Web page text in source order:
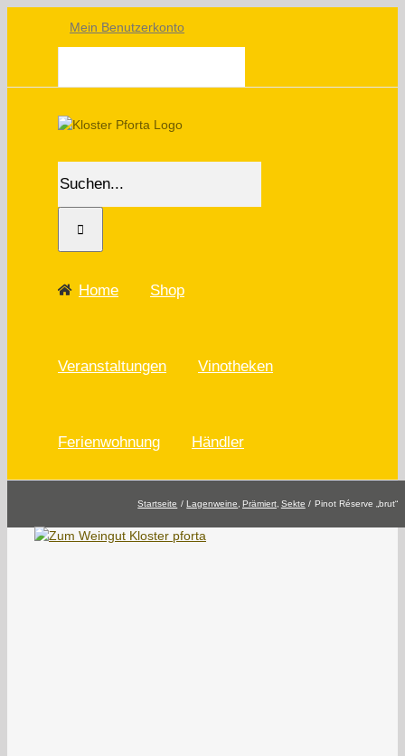
Mein Benutzerkonto
nach:
Home Shop
Veranstaltungen Vinotheken
Ferienwohnung Händler
Startseite Lagenweine Prämiert Sekte Pinot Réserve „brut“